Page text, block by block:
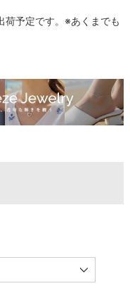
荷予定です。※あくまでも